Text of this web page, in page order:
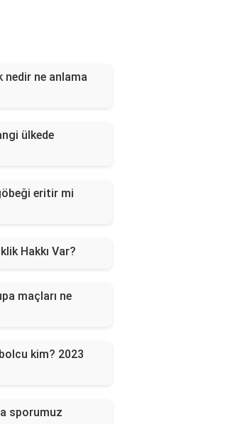
nedir ne anlama
ülkede
eritir mi
Hakkı Var?
maçları ne
kim? 2023
sporumuz